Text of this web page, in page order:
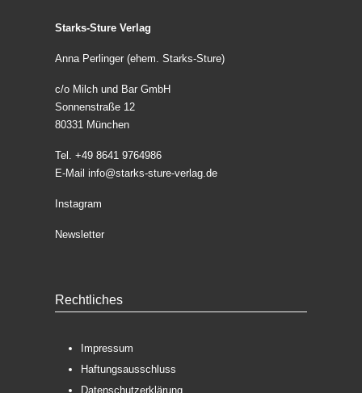
Starks-Sture Verlag
Anna Perlinger (ehem. Starks-Sture)
c/o Milch und Bar GmbH
Sonnenstraße 12
80331 München
Tel. +49 8641 9764986
E-Mail info@starks-sture-verlag.de
Instagram
Newsletter
Rechtliches
Impressum
Haftungsausschluss
Datenschutzerklärung